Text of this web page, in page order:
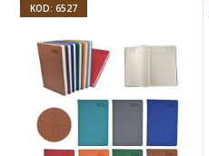
KOD: 6527